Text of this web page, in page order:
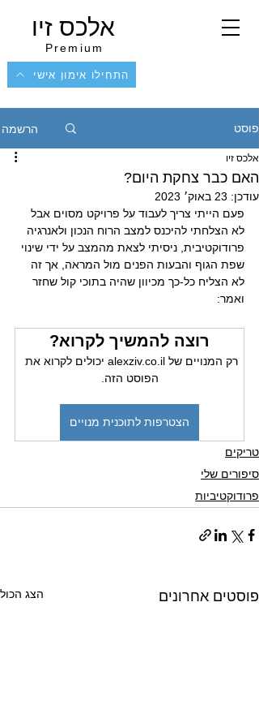
אלכס זיו
Premium
התחילו אימון אישי
פוסט הרשמה
האם כבר צחקת היום?
אלכס זיו
עודכן: 23 באוק׳ 2023
פעם הייתי צריך לעבוד על פרויקט מסוים אבל
לא הצלחתי להיכנס למצב הרוח הנכון ולאנרגיה
פרודוקטיבית, ניסיתי לצאת מהמצב על ידי שינוי
שפת הגוף והבעות הפנים מול המראה, אך זה
לא הצליח כל-כך מכיוון שהיה בתוכי קול שחזר
ואמר:
רוצה להמשיך לקרוא?
רק המנויים של alexziv.co.il יכולים לקרוא את
הפוסט הזה.
הצטרפות לתוכנית מנויים
טריקים
סיפורים שלי
פרודוקטיביות
פוסטים אחרונים הצג הכול